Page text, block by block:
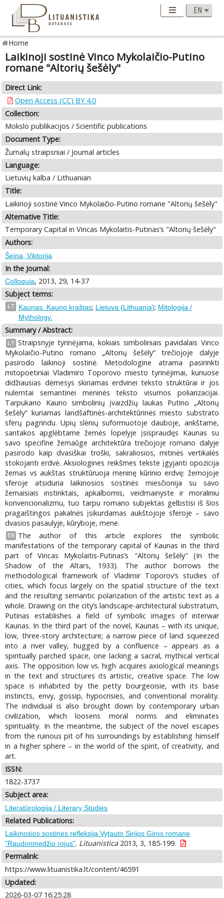
Home
Laikinoji sostinė Vinco Mykolaičio-Putino
romane "Altorių šešėly"
Direct Link:
Open Access (CC) BY 4.0
Collection:
Mokslo publikacijos / Scientific publications
Document Type:
Žurnalų straipsniai / Journal articles
Language:
Lietuvių kalba / Lithuanian
Title:
Laikinoji sostinė Vinco Mykolaičio-Putino romane "Altorių šešėly"
Alternative Title:
Temporary Capital in Vincas Mykolaitis-Putinas’s "Altorių šešėly"
Authors:
Šeina, Viktorija
In the Journal:
Colloquia, 2013, 29, 14-37
Subject terms:
LT Kaunas. Kauno kraštas; Lietuva (Lithuania); Mitologija /
Mythology.
Summary / Abstract:
LT Straipsnyje tyrinėjama, kokiais simboliniais pavidalais Vinco
Mykolaičio-Putino romano „Altorių šešėly“ trečiojoje dalyje
pasirodo laikinoji sostinė. Metodologine atrama pasirinkti
mitopoetiniai Vladimiro Toporovo miesto tyrinėjimai, kuriuose
didžiausias dėmesys skiriamas erdvinei teksto struktūrai ir jos
nulemtai semantinei meninės teksto visumos poliarizacijai.
Tarpukario Kauno simbolinių įvaizdžių laukas Putino „Altorių
šešėly“ kuriamas landšaftinės-architektūrinės miesto substrato
sferų pagrindu. Upių slėnių suformuotoje dauboje, ankštame,
santakos apglėbtame žemės lopelyje įsispraudęs Kaunas su
savo specifine žemaūge architektūra trečiojoje romano dalyje
pasirodo kaip dvasiškai troški, sakraliosios, mitinės vertikalės
stokojanti erdvė. Aksiologines reikšmes tekste įgyjanti opozicija
žemas vs aukštas struktūruoja meninę kūrinio erdvę: žemojoje
sferoje atsiduria laikinosios sostinės miesčionija su savo
žemaisiais instinktais, apkalbomis, veidmainyste ir moraliniu
konvencionalizmu, tuo tarpu romano subjektas gelbstisi iš šios
pragaištingos pakalnės įsikurdamas aukštojoje sferoje – savo
dvasios pasaulyje, kūryboje, mene.
EN
The author of this article explores the symbolic
manifestations of the temporary capital of Kaunas in the third
part of Vincas Mykolaitis-Putinas’s "Altorių šešėly" (In the
Shadow of the Altars, 1933). The author borrows the
methodological framework of Vladimir Toporov’s studies of
cities, which focus largely on the spatial structure of the text
and the resulting semantic polarization of the artistic text as a
whole. Drawing on the city’s landscape-architectural substratum,
Putinas establishes a field of symbolic images of interwar
Kaunas. In the third part of the novel, Kaunas – with its unique,
low, three-story architecture; a narrow piece of land squeezed
into a river valley, hugged by a confluence – appears as a
spiritually parched space, one lacking a sacral, mythical vertical
axis. The opposition low vs. high acquires axiological meanings
in the text and structures its artistic, creative space. The low
space is inhabited by the petty bourgeoisie, with its base
instincts, envy, gossip, hypocrisies, and conventional morality.
The individual is also brought down by contemporary urban
civilization, which loosens moral norms and eliminates
spirituality. In the meantime, the subject of the novel escapes
from the ruinous pit of his surroundings by establishing himself
in a higher sphere – in the world of the spirit, of creativity, and
art.
ISSN:
1822-3737
Subject area:
Literatūrologija / Literary Studies
Related Publications:
Laikinosios sostinės refleksija Vytauto Sirijos Giros romane
"Raudonmedžio rojus". Lituanistica2013, 3, 185-199.
Permalink:
https://www.lituanistika.lt/content/46591
Updated:
2026-03-07 16:25:28